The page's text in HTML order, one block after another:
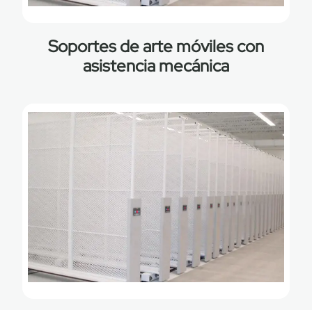
Soportes de arte móviles con
asistencia mecánica